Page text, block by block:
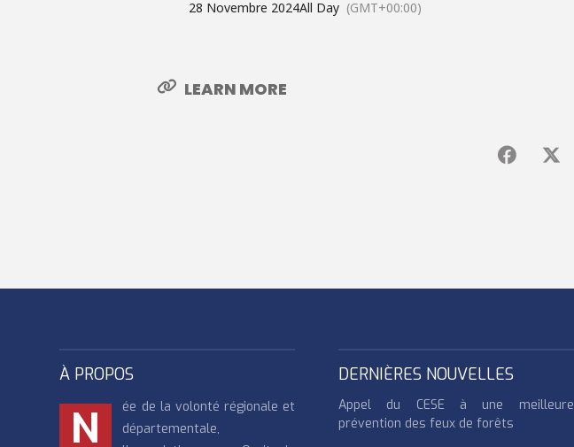
28 Novembre 2024All Day (GMT+00:00)
LEARN MORE
À PROPOS
N
ée de la volonté régionale et
départementale,
DERNIÈRES NOUVELLES
Appel du CESE à une meilleure
prévention des feux de forêts